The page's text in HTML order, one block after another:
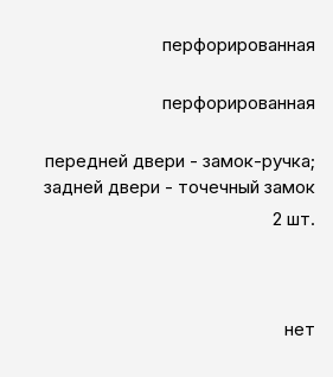
перфорированная
перфорированная
передней двери - замок-ручка;
задней двери - точечный замок
2 шт.
нет